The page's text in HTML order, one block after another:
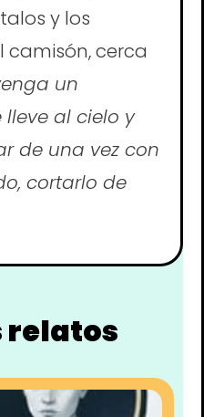
y los
cerca
un
al cielo y
de una vez con
cortarlo de
relatos